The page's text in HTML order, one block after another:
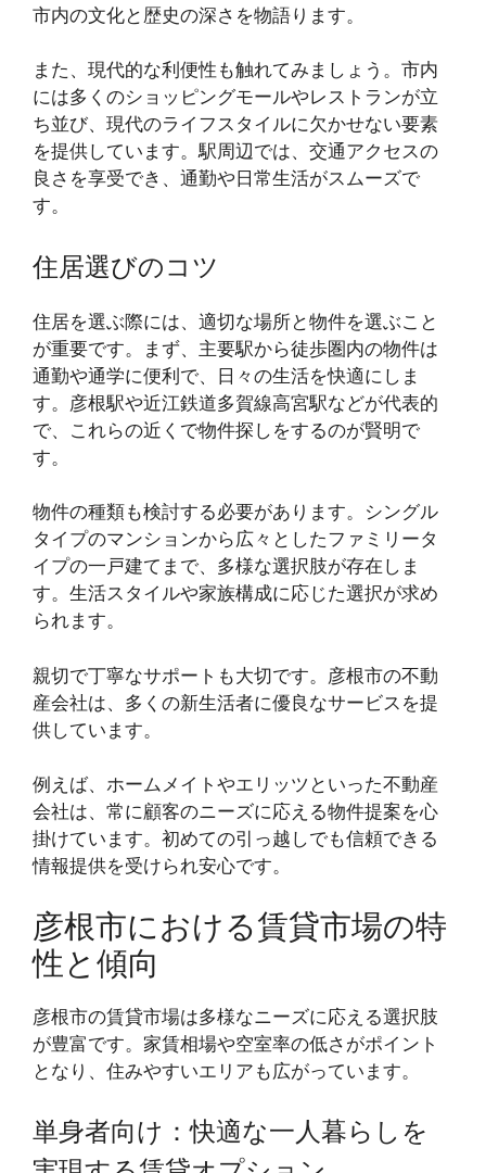
市内の文化と歴史の深さを物語ります。
また、現代的な利便性も触れてみましょう。市内
には多くのショッピングモールやレストランが立
ち並び、現代のライフスタイルに欠かせない要素
を提供しています。駅周辺では、交通アクセスの
良さを享受でき、通勤や日常生活がスムーズで
す。
住居選びのコツ
住居を選ぶ際には、適切な場所と物件を選ぶこと
が重要です。まず、主要駅から徒歩圏内の物件は
通勤や通学に便利で、日々の生活を快適にしま
す。彦根駅や近江鉄道多賀線高宮駅などが代表的
で、これらの近くで物件探しをするのが賢明で
す。
物件の種類も検討する必要があります。シングル
タイプのマンションから広々としたファミリータ
イプの一戸建てまで、多様な選択肢が存在しま
す。生活スタイルや家族構成に応じた選択が求め
られます。
親切で丁寧なサポートも大切です。彦根市の不動
産会社は、多くの新生活者に優良なサービスを提
供しています。
例えば、ホームメイトやエリッツといった不動産
会社は、常に顧客のニーズに応える物件提案を心
掛けています。初めての引っ越しでも信頼できる
情報提供を受けられ安心です。
彦根市における賃貸市場の特
性と傾向
彦根市の賃貸市場は多様なニーズに応える選択肢
が豊富です。家賃相場や空室率の低さがポイント
となり、住みやすいエリアも広がっています。
単身者向け：快適な一人暮らしを